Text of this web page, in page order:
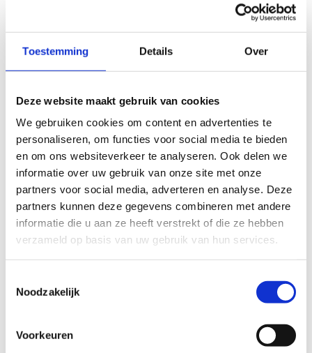
Toestemming Details Over
Deze website maakt gebruik van cookies
We gebruiken cookies om content en advertenties te
personaliseren, om functies voor social media te bieden
en om ons websiteverkeer te analyseren. Ook delen we
informatie over uw gebruik van onze site met onze
partners voor social media, adverteren en analyse. Deze
partners kunnen deze gegevens combineren met andere
informatie die u aan ze heeft verstrekt of die ze hebben
verzameld op basis van uw gebruik van hun services.
Noodzakelijk
Voorkeuren
coaches, (medische) omkadering, sportinfrastructuur, ... via
Van de 30 atleten die met Team Belgium naar Milaan-
Sport Vlaanderen.
Maak kennis met onze olympische wintersporters en
ontdek in welke discipline(s) zij met Team Belgium op de
Winterspelen staan.
Geen fiches gevonden.